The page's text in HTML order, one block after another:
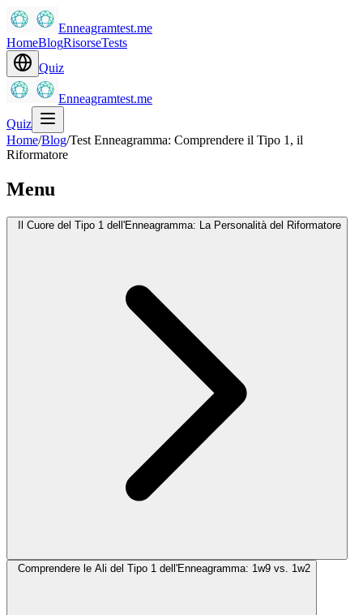
Enneagramtest.me
HomeBlogRisorseTests
Quiz
Enneagramtest.me
Quiz
Home/Blog/Test Enneagramma: Comprendere il Tipo 1, il
Riformatore
Menu
Il Cuore del Tipo 1 dell'Enneagramma: La Personalità del Riformatore
Comprendere le Ali del Tipo 1 dell'Enneagramma: 1w9 vs. 1w2